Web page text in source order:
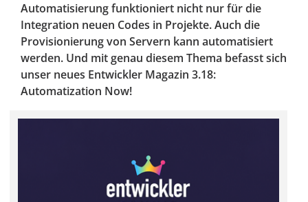
Automatisierung funktioniert nicht nur für die
Integration neuen Codes in Projekte. Auch die
Provisionierung von Servern kann automatisiert
werden. Und mit genau diesem Thema befasst sich
unser neues Entwickler Magazin 3.18:
Automatization Now!